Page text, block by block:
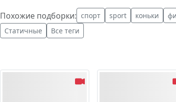
Похожие подборки: спорт sport коньки
Статичные
Все теги